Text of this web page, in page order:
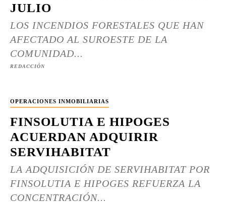
JULIO
LOS INCENDIOS FORESTALES QUE HAN
AFECTADO AL SUROESTE DE LA
COMUNIDAD...
REDACCIÓN
OPERACIONES INMOBILIARIAS
FINSOLUTIA E HIPOGES
ACUERDAN ADQUIRIR
SERVIHABITAT
LA ADQUISICIÓN DE SERVIHABITAT POR
FINSOLUTIA E HIPOGES REFUERZA LA
CONCENTRACIÓN...